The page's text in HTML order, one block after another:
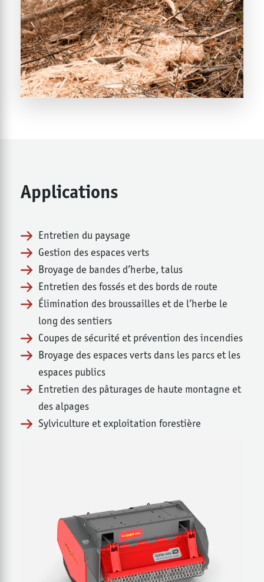
Applications
Entretien du paysage
Gestion des espaces verts
Broyage de bandes d’herbe, talus
Entretien des fossés et des bords de route
Élimination des broussailles et de l’herbe le
long des sentiers
Coupes de sécurité et prévention des incendies
Broyage des espaces verts dans les parcs et les
espaces publics
Entretien des pâturages de haute montagne et
des alpages
Sylviculture et exploitation forestière